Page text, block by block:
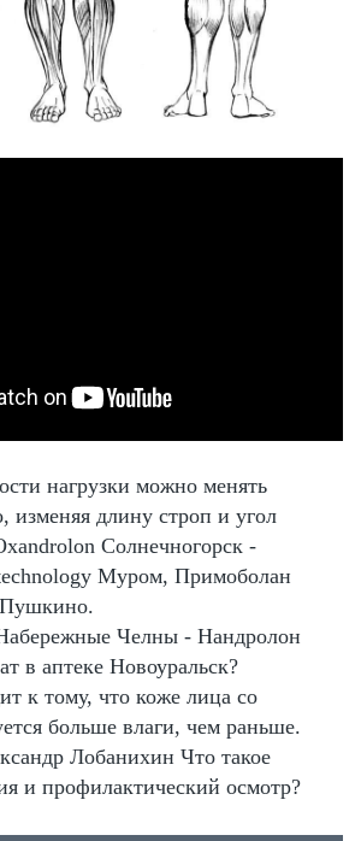
нагрузки можно менять
изменяя длину строп и угол
Солнечногорск -
Муром, Примоболан
Пушкино.
Челны - Нандролон
в аптеке Новоуральск?
к тому, что коже лица со
больше влаги, чем раньше.
Лобанихин Что такое
и профилактический осмотр?